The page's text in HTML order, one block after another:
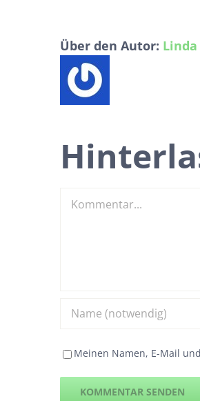
Über den Autor: Linda
Meinen Namen, E-Mail